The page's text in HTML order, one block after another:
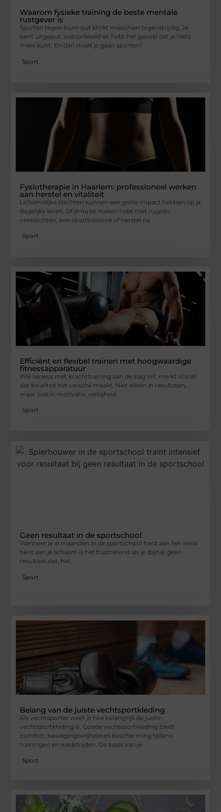
Waarom fysieke training de beste mentale
rustgever is
Sporten tegen burn-out klinkt misschien tegenstrijdig. Je
bent uitgeput, overprikkeld en hebt het gevoel dat je niets
meer kunt. En dan moet je gaan sporten?
Sport
Fysiotherapie in Haarlem: professioneel werken
aan herstel en vitaliteit
Lichamelijke klachten kunnen een grote impact hebben op je
dagelijks leven. Of je nu te maken hebt met rugpijn,
nekklachten, een sportblessure of herstel na
Sport
Efficiënt en flexibel trainen met hoogwaardige
fitnessapparatuur
Wie serieus met krachttraining aan de slag wil, merkt al snel
dat kwaliteit het verschil maakt. Niet alleen in resultaten,
maar ook in motivatie, veiligheid
Sport
Geen resultaat in de sportschool
Wanneer je al maanden in de sportschool hard aan het werk
bent aan je lichaam is het frustrerend als je (bijna) geen
resultaat ziet, het
Sport
Belang van de juiste vechtsportkleding
Als vechtsporter weet je hoe belangrijk de juiste
vechtsportkleding is. Goede vechtsportkleding biedt
comfort, bewegingsvrijheid en bescherming tijdens
trainingen en wedstrijden. De basis van je
Sport